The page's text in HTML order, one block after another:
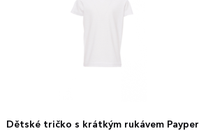
Dětské tričko s krátkým rukávem Payper